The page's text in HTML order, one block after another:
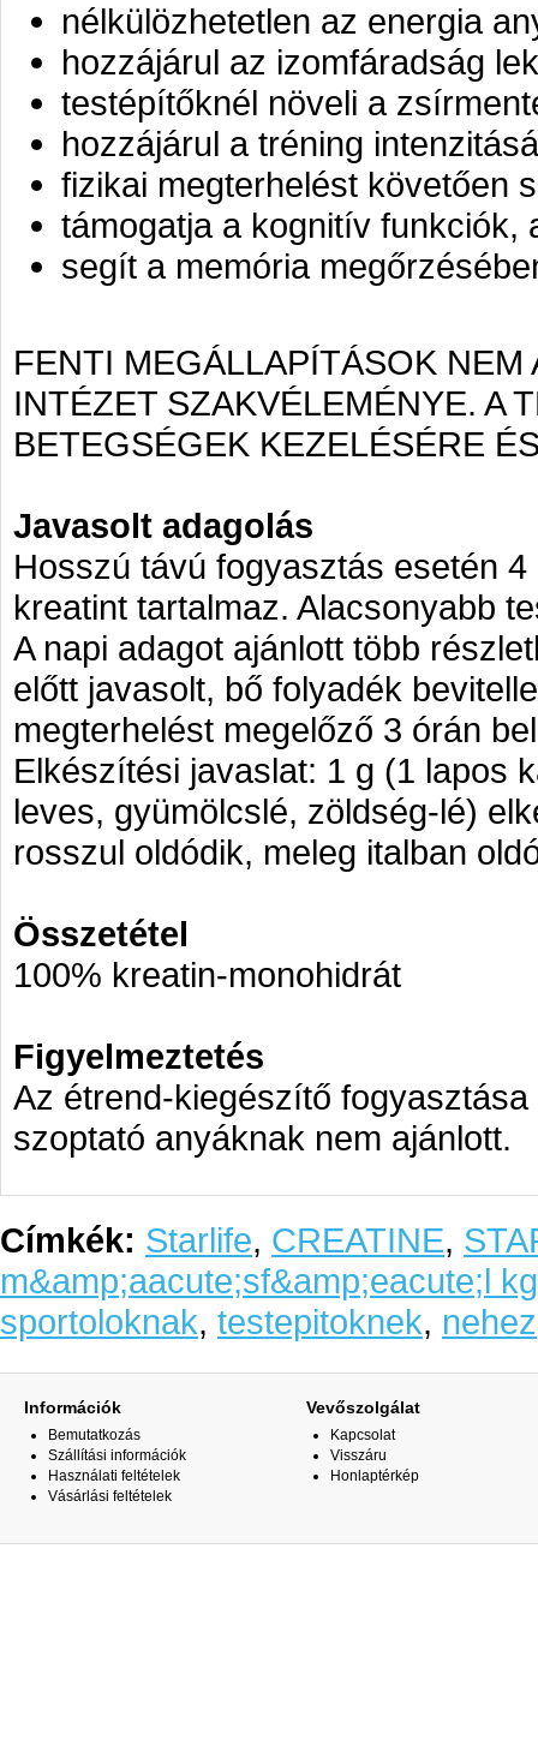
nélkülözhetetlen az energia
hozzájárul az izomfáradság
testépítőknél növeli a
hozzájárul a tréning
fizikai megterhelést követően
támogatja a kognitív funkciók,
segít a memória
FENTI MEGÁLLAPÍTÁSOK
INTÉZET SZAKVÉLEMÉNYE. A
BETEGSÉGEK KEZELÉSÉRE
Javasolt adagolás
Hosszú távú fogyasztás esetén
kreatint tartalmaz. Alacsonyabb
A napi adagot ajánlott több
előtt javasolt, bő folyadék
megterhelést megelőző 3 órán
Elkészítési javaslat: 1 g (1 lapos
leves, gyümölcslé, zöldség-lé)
rosszul oldódik, meleg italban
Összetétel
100% kreatin-monohidrát
Figyelmeztetés
Az étrend-kiegészítő
szoptató anyáknak nem ajánlott.
Címkék: Starlife, CREATINE,
m&amp;aacute;sf&amp;eacute;l kg
sportoloknak, testepitoknek, nehez
Információk
Bemutatkozás
Szállítási információk
Használati feltételek
Vásárlási feltételek
Vevőszolgálat
Kapcsolat
Visszáru
Honlaptérkép